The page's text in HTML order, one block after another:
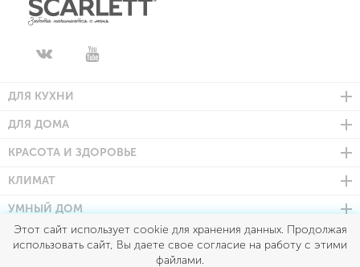
ДЛЯ КУХНИ
ДЛЯ ДОМА
КРАСОТА И ЗДОРОВЬЕ
КЛИМАТ
УМНЫЙ ДОМ
Scarlett © 2026
Этот сайт использует cookie для хранения данных. Продолжая
использовать сайт, Вы даете свое согласие на работу с этими
файлами.